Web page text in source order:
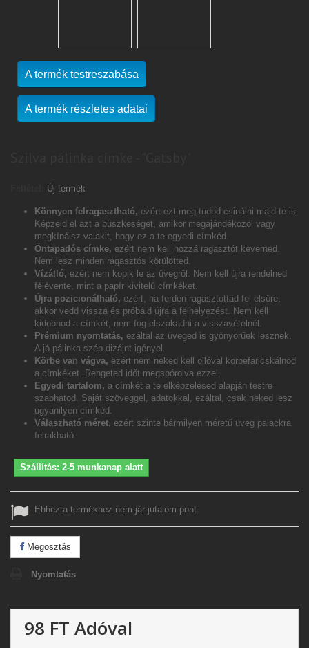
A termék testreszabása
A termék részletes adatai
Új termék
Könnyen felragasztható, ezért ezt meg tudod csinálni majd te is.
Képzeld el azt a büszkeséget, amikor megajándékozol vagy
megkínálsz valakit, hogy ez a te egyedi címkéd.
Öntapadós címke, ezért nem kell hozzá ragasztót keverned.
Nem lesz minden ragasztós körülötted.
Vízálló, ezért nem kopik le az üvegről. Nem kell újra rendelned
félévente, mint a papír kivitelű címkéket.
Újra pozicionálható, ezért, ha ferdén ragasztottad fel elsőre,
akkor vedd vissza és próbáld újra a felhelyezést. Nem kell
kidobnod a címkét, nem fog elszakadni a visszavételnél.
Prémium nyomtatás, ezáltal az üveged is gyönyörűek lesznek.
A jó pálinka szép dizájnt igényel.
Körbe van vágva, ezért nem neked kell ollóval körbefaricskálnod
a címkéket. Rengeted időt megspórolva ezzel.
Egyedi tartalom, a címkét a te elképzelésed alapján testre
szabhatod. Saját szöveggel, adatokkal, ezáltal, csak neked lesz
ugyanilyen címkéd.
Válaszható méret, ezért szinte bármilyen méretű üveg palackra
felrakható.
Szállítás: 2-5 munkanap alatt
Ehhez a termékhez nem jár jutalom pont.
Megosztás
Nyomtatás
98 FT Adóval